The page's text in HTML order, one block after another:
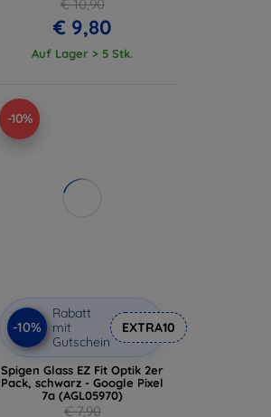
€ 10,90
€ 9,80
Auf Lager > 5 Stk.
-10%
-10%
Rabatt
mit
Gutschein
EXTRA10
Spigen Glass EZ Fit Optik 2er
Pack, schwarz - Google Pixel
7a (AGL05970)
€ 7,90